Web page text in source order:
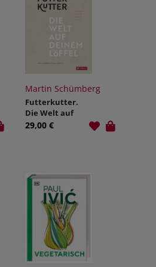
Martin Schümberg
Futterkutter.
Die Welt auf
deinem Löffel
29,00 €